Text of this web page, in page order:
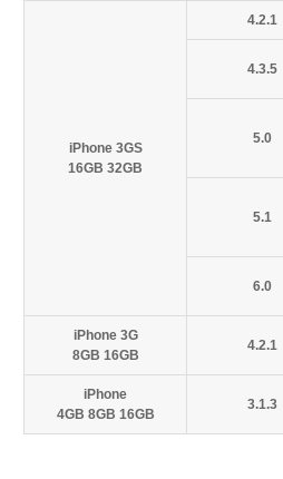
iPhone 3GS
16GB 32GB
4.2.1
4.3.5
5.0
5.1
6.0
iPhone 3G
8GB 16GB
4.2.1
iPhone
4GB 8GB 16GB
3.1.3